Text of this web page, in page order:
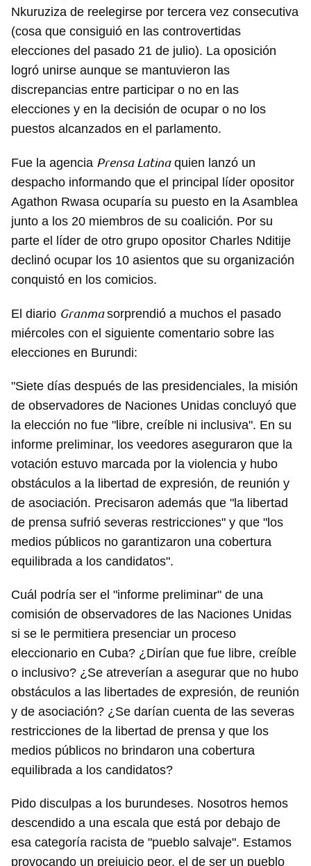
Nkuruziza de reelegirse por tercera vez consecutiva
(cosa que consiguió en las controvertidas
elecciones del pasado 21 de julio). La oposición
logró unirse aunque se mantuvieron las
discrepancias entre participar o no en las
elecciones y en la decisión de ocupar o no los
puestos alcanzados en el parlamento.
Fue la agencia Prensa Latinaquien lanzó un
despacho informando que el principal líder opositor
Agathon Rwasa ocuparía su puesto en la Asamblea
junto a los 20 miembros de su coalición. Por su
parte el líder de otro grupo opositor Charles Nditije
declinó ocupar los 10 asientos que su organización
conquistó en los comicios.
El diario Granmasorprendió a muchos el pasado
miércoles con el siguiente comentario sobre las
elecciones en Burundi:
"Siete días después de las presidenciales, la misión
de observadores de Naciones Unidas concluyó que
la elección no fue "libre, creíble ni inclusiva". En su
informe preliminar, los veedores aseguraron que la
votación estuvo marcada por la violencia y hubo
obstáculos a la libertad de expresión, de reunión y
de asociación. Precisaron además que "la libertad
de prensa sufrió severas restricciones" y que "los
medios públicos no garantizaron una cobertura
equilibrada a los candidatos".
Cuál podría ser el "informe preliminar" de una
comisión de observadores de las Naciones Unidas
si se le permitiera presenciar un proceso
eleccionario en Cuba? ¿Dirían que fue libre, creíble
o inclusivo? ¿Se atreverían a asegurar que no hubo
obstáculos a las libertades de expresión, de reunión
y de asociación? ¿Se darían cuenta de las severas
restricciones de la libertad de prensa y que los
medios públicos no brindaron una cobertura
equilibrada a los candidatos?
Pido disculpas a los burundeses. Nosotros hemos
descendido a una escala que está por debajo de
esa categoría racista de "pueblo salvaje". Estamos
provocando un prejuicio peor, el de ser un pueblo